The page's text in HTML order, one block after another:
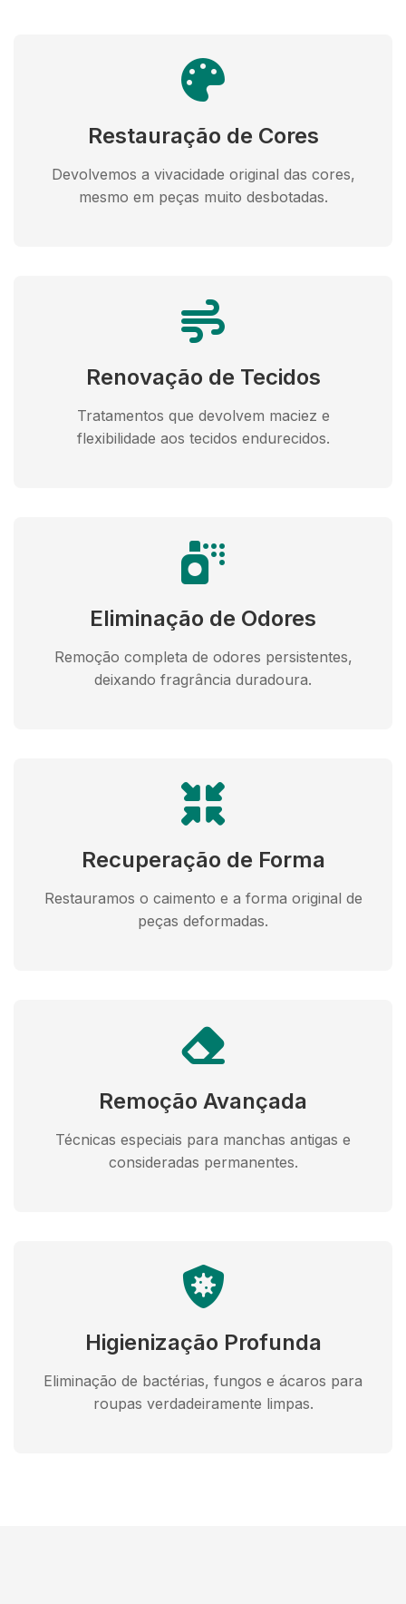
Restauração de Cores
Devolvemos a vivacidade original das cores,
mesmo em peças muito desbotadas.
Renovação de Tecidos
Tratamentos que devolvem maciez e
flexibilidade aos tecidos endurecidos.
Eliminação de Odores
Remoção completa de odores persistentes,
deixando fragrância duradoura.
Recuperação de Forma
Restauramos o caimento e a forma original de
peças deformadas.
Remoção Avançada
Técnicas especiais para manchas antigas e
consideradas permanentes.
Higienização Profunda
Eliminação de bactérias, fungos e ácaros para
roupas verdadeiramente limpas.